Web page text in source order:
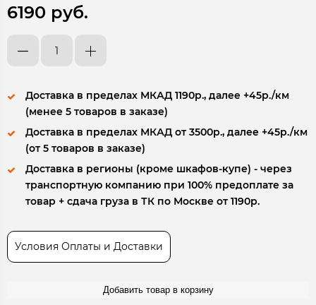
6190 руб.
Доставка в пределах МКАД 1190р., далее +45р./км
(менее 5 товаров в заказе)
Доставка в пределах МКАД от 3500р., далее +45р./км
(от 5 товаров в заказе)
Доставка в регионы (кроме шкафов-купе) - через
транспортную компанию при 100% предоплате за
товар + сдача груза в ТК по Москве от 1190р.
Условия Оплаты и Доставки
Добавить товар в корзину